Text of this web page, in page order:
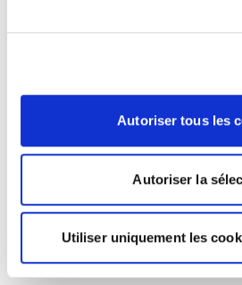
Autoriser tous les
Autoriser la
Utiliser uniquement les